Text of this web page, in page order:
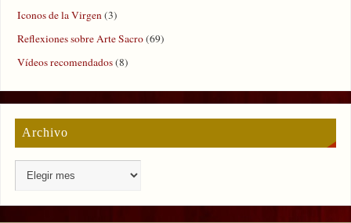
Iconos de la Virgen(3)
Reflexiones sobre Arte Sacro(69)
Vídeos recomendados(8)
Archivo